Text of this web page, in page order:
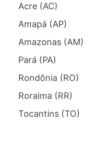
Acre (AC)
Amapá (AP)
Amazonas (AM)
Pará (PA)
Rondônia (RO)
Roraima (RR)
Tocantins (TO)